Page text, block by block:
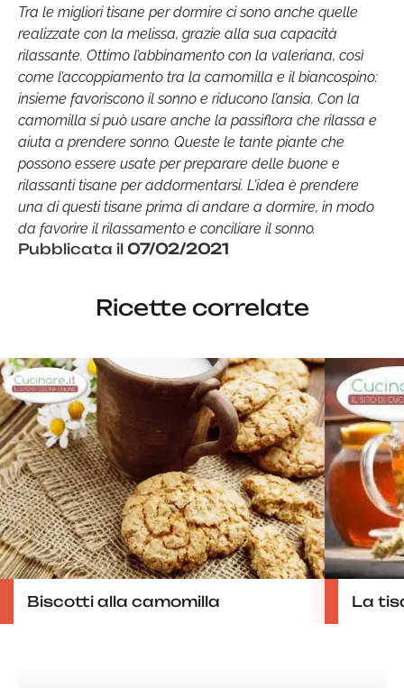
Tra le migliori tisane per dormire ci sono anche quelle
realizzate con la melissa, grazie alla sua capacità
rilassante. Ottimo l’abbinamento con la valeriana, così
come l’accoppiamento tra la camomilla e il biancospino:
insieme favoriscono il sonno e riducono l’ansia. Con la
camomilla si può usare anche la passiflora che rilassa e
aiuta a prendere sonno. Queste le tante piante che
possono essere usate per preparare delle buone e
rilassanti tisane per addormentarsi. L’idea è prendere
una di questi tisane prima di andare a dormire, in modo
da favorire il rilassamento e conciliare il sonno.
Pubblicata il 07/02/2021
Ricette correlate
Biscotti alla camomilla La